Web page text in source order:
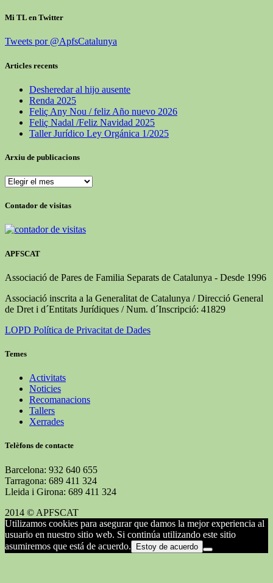
Mi TL en Twitter
Tweets por @ApfsCatalunya
Articles recents
Desheredar al hijo ausente
Renda 2025
Feliç Any Nou / feliz Año nuevo 2026
Feliç Nadal /Feliz Navidad 2025
Taller Jurídico Ley Orgánica 1/2025
Arxiu de publicacions
Arxiu
publicacions
Contador de visitas
APFSCAT
Associació de Pares de Familia Separats de Catalunya - Desde 1996
Associació inscrita a la Generalitat de Catalunya / Direcció General
de Dret i d´Entitats Jurídiques / Num. d´Inscripció: 41829
LOPD Política de Privacitat de Dades
Temes
Activitats
Noticies
Recomanacions
Tallers
Xerrades
Telèfons de contacte
Barcelona: 932 640 655
Tarragona: 689 411 324
Lleida i Girona: 689 411 324
2014 © APFSCAT
Utilizamos cookies para asegurar que damos la mejor experiencia al
usuario en nuestro sitio web. Si continúa utilizando este sitio
asumiremos que está de acuerdo.
Estoy de acuerdo